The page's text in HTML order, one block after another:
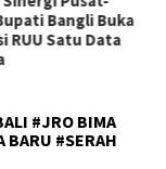
Rangkaian
HUT ke-81
RI
#JRO BIMA
BARU #SERAH